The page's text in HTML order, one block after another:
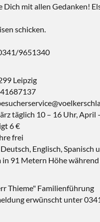
Dich mit allen Gedanken!
schicken.
9651340
Leipzig
täglich 10 – 16 Uhr,
6 €
frei
Englisch, Spanisch
91 Metern Höhe
Thieme" Familienführung
erwünscht unter